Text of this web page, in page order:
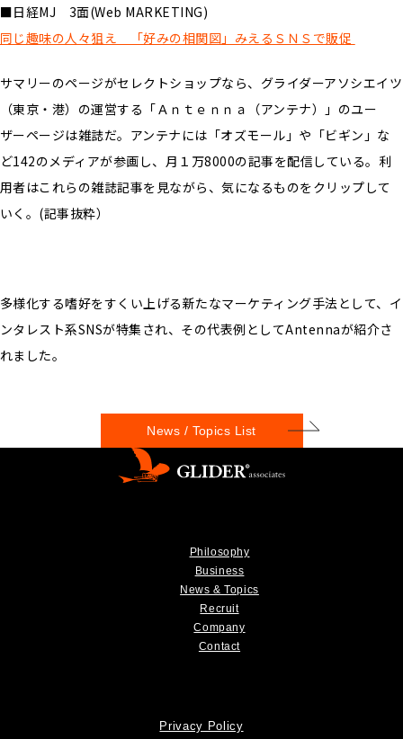
■日経MJ 3面(Web MARKETING)
同じ趣味の人々狙え 「好みの相関図」みえるＳＮＳで販促
サマリーのページがセレクトショップなら、グライダーアソシエイツ
（東京・港）の運営する「Ａｎｔｅｎｎａ（アンテナ）」のユー
ザーページは雑誌だ。アンテナには「オズモール」や「ビギン」な
ど142のメディアが参画し、月１万8000の記事を配信している。利
用者はこれらの雑誌記事を見ながら、気になるものをクリップして
いく。(記事抜粋）
多様化する嗜好をすくい上げる新たなマーケティング手法として、イ
ンタレスト系SNSが特集され、その代表例としてAntennaが紹介さ
れました。
News / Topics List
Philosophy
Business
News & Topics
Recruit
Company
Contact
Privacy Policy